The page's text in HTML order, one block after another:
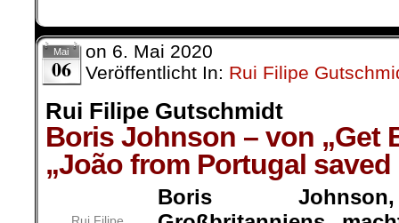
Mai
06
on 6. Mai 2020
Veröffentlicht In: Rui Filipe
Rui Filipe Gutschmidt
Boris Johnson – von „Get
„João from Portugal saved
Boris Johnson,